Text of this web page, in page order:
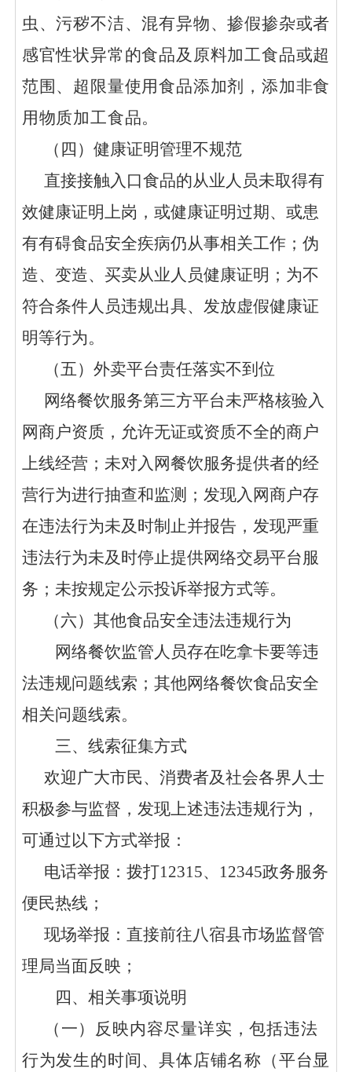
虫、污秽不洁、混有异物、掺假掺杂或者
感官性状异常的食品及原料加工食品或超
范围、超限量使用食品添加剂，添加非食
用物质加工食品。
（ 四 ）健康证明管理不规范
直接接触入口食品的从业人员未取得有
效健康证明上岗，或健康证明过期、或患
有有碍食品安全疾病仍从事相关工作；伪
造、变造、买卖从业人员健康证明；为不
符合条件人员违规出具、发放虚假健康证
明等行为。
（五）外卖平台责任落实不到位
网络餐饮服务第三方平台未严格核验入
网商户资质，允许无证或资质不全的商户
上线经营；未对入网餐饮服务提供者的经
营行为进行抽查和监测；发现入网商户存
在违法行为未及时制止并报告，发现严重
违法行为未及时停止提供网络交易平台服
务；未按规定公示投诉举报方式等。
（六）其他食品安全违法违规行为
网络餐饮监管人员存在吃拿卡要等违
法违规问题线索；其他网络餐饮食品安全
相关问题线索。
三、线索征集方式
欢迎广大市民、消费者及社会各界人士
积极参与监督，发现上述违法违规行为，
可通过以下方式举报：
电话举报：拨打12315、12345政务服务
便民热线；
现场举报：直接前往八宿县市场监督管
理局当面反映；
四、相关事项说明
（一）反映内容尽量详实，包括违法
行为发生的时间、具体店铺名称（平台显